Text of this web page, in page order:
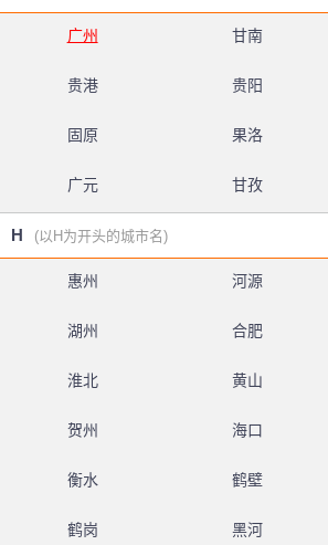
广州 甘南
贵港 贵阳
固原 果洛
广元 甘孜
H (以H为开头的城市名)
惠州 河源
湖州 合肥
淮北 黄山
贺州 海口
衡水 鹤壁
鹤岗 黑河